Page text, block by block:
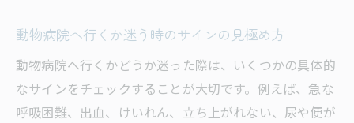
動物病院へ早めに行くべき症状の見極め方
犬猫の急変時に動物病院受診を決める基準
動物病院へ行き過ぎを防ぐ見極めのコツ
動物病院へ行くか迷う時のサインの見極め方
動物病院へ行くかどうか迷った際は、いくつかの具体的
なサインをチェックすることが大切です。例えば、急な
呼吸困難、出血、けいれん、立ち上がれない、尿や便が